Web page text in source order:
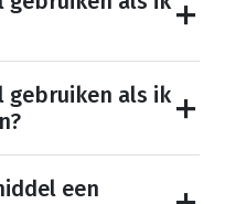
gebruiken als ik
een